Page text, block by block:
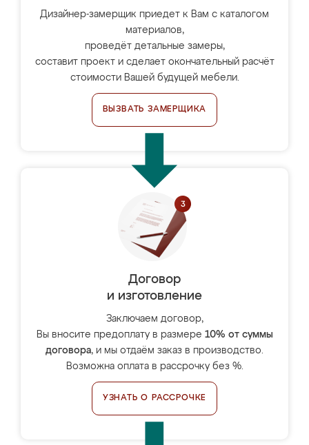
Дизайнер-замерщик приедет к Вам с каталогом
материалов,
проведёт детальные замеры,
составит проект и сделает окончательный расчёт
стоимости Вашей будущей мебели.
ВЫЗВАТЬ ЗАМЕРЩИКА
Договор
и изготовление
Заключаем договор,
Вы вносите предоплату в размере 10% от суммы
договора, и мы отдаём заказ в производство.
Возможна оплата в рассрочку без %.
УЗНАТЬ О РАССРОЧКЕ